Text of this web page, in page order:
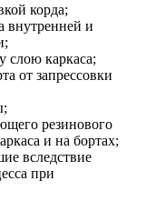
корда;
внутренней и
слою каркаса;
от запрессовки
резинового
и на бортах;
вследствие
при